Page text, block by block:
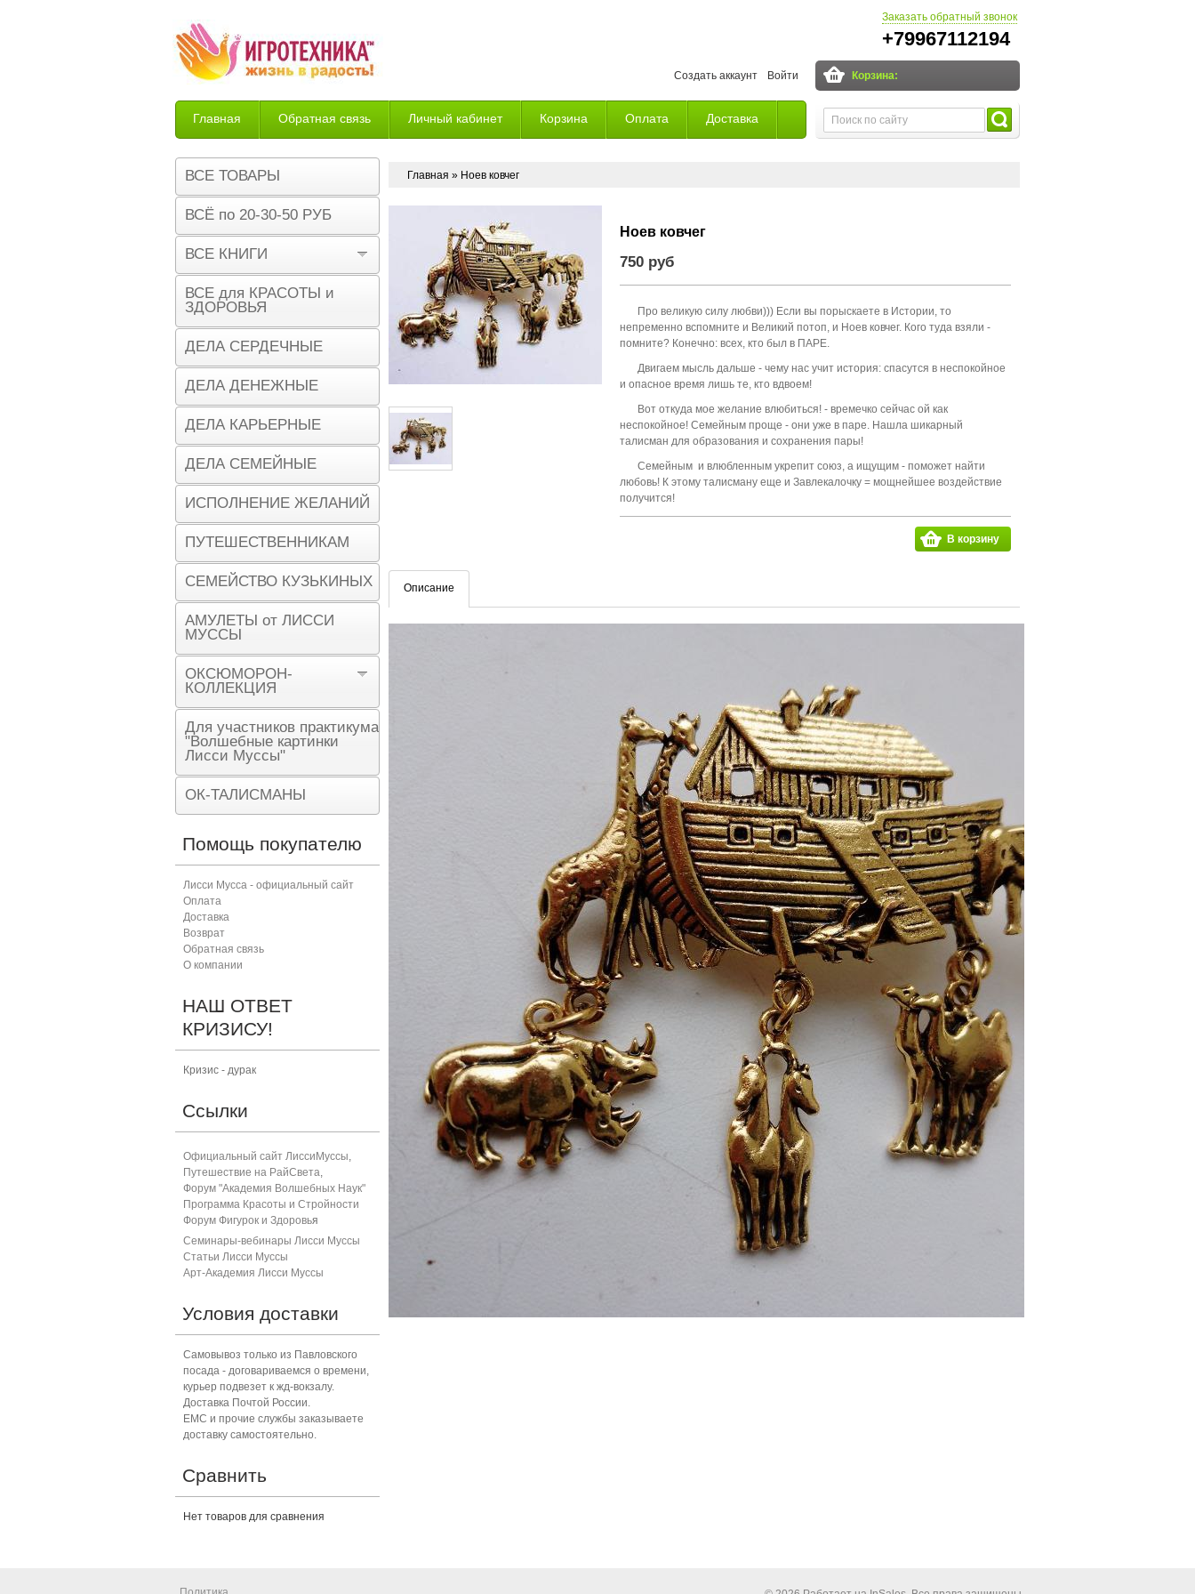
Заказать обратный звонок
+79967112194
Создать аккаунт Войти
Главная Обратная связь Личный кабинет Корзина Оплата Доставка
Возврат
Корзина:
Главная » Ноев ковчег
Ноев ковчег
750 руб
Про великую силу любви))) Если вы порыскаете в Истории, то
непременно вспомните и Великий потоп, и Ноев ковчег. Кого туда взяли -
помните? Конечно: всех, кто был в ПАРЕ.
Двигаем мысль дальше - чему нас учит история: спасутся в неспокойное
и опасное время лишь те, кто вдвоем!
Вот откуда мое желание влюбиться! - времечко сейчас ой как
неспокойное! Семейным проще - они уже в паре. Нашла шикарный
талисман для образования и сохранения пары!
Семейным и влюбленным укрепит союз, а ищущим - поможет найти
любовь! К этому талисману еще и Завлекалочку = мощнейшее воздействие
получится!
В корзину
Описание
ВСЕ ТОВАРЫ
ВСЁ по 20-30-50 РУБ
ВСЕ КНИГИ
ВСЕ для КРАСОТЫ и
ЗДОРОВЬЯ
ДЕЛА СЕРДЕЧНЫЕ
ДЕЛА ДЕНЕЖНЫЕ
ДЕЛА КАРЬЕРНЫЕ
ДЕЛА СЕМЕЙНЫЕ
ИСПОЛНЕНИЕ ЖЕЛАНИЙ
ПУТЕШЕСТВЕННИКАМ
СЕМЕЙСТВО КУЗЬКИНЫХ
АМУЛЕТЫ от ЛИССИ
МУССЫ
ОКСЮМОРОН-
КОЛЛЕКЦИЯ
Для участников практикума
"Волшебные картинки
Лисси Муссы"
ОК-ТАЛИСМАНЫ
Помощь покупателю
Лисси Мусса - официальный сайт
Оплата
Доставка
Возврат
Обратная связь
О компании
НАШ ОТВЕТ
КРИЗИСУ!
Кризис - дурак
Ссылки
Официальный сайт ЛиссиМуссы,
Путешествие на РайСвета,
Форум "Академия Волшебных Наук"
Программа Красоты и Стройности
Форум Фигурок и Здоровья
Семинары-вебинары Лисси Муссы
Статьи Лисси Муссы
Арт-Академия Лисси Муссы
Условия доставки
Самовывоз только из Павловского
посада - договариваемся о времени,
курьер подвезет к жд-вокзалу.
Доставка Почтой России.
ЕМС и прочие службы заказываете
доставку самостоятельно.
Сравнить
Нет товаров для сравнения